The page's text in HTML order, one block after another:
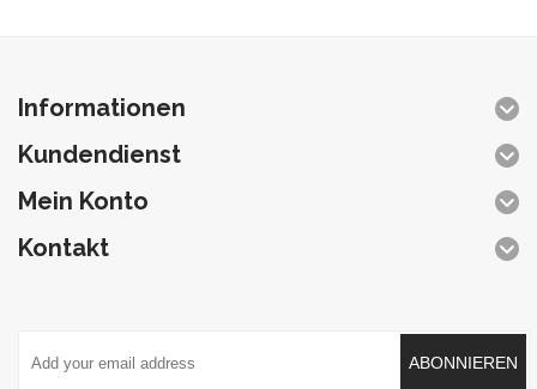
Informationen
Kundendienst
Mein Konto
Kontakt
ABONNIEREN